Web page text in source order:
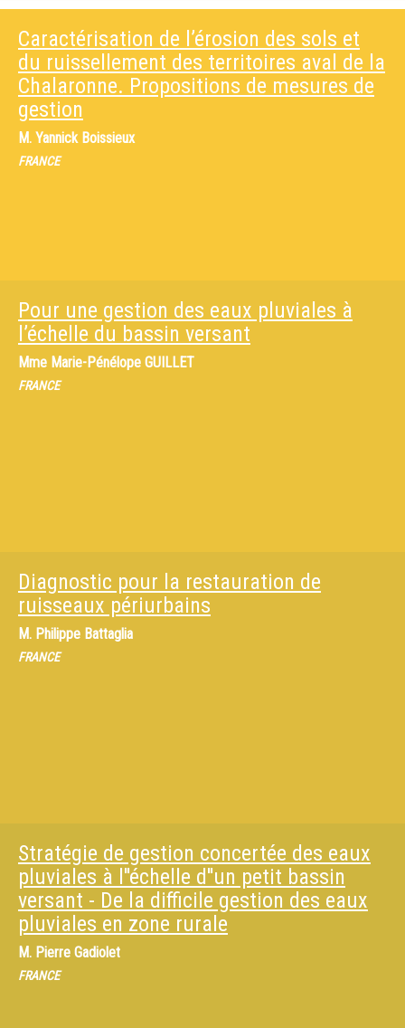
Caractérisation de l’érosion des sols et
du ruissellement des territoires aval de la
Chalaronne. Propositions de mesures de
gestion
M. Yannick Boissieux
FRANCE
Pour une gestion des eaux pluviales à
l’échelle du bassin versant
Mme Marie-Pénélope GUILLET
FRANCE
Diagnostic pour la restauration de
ruisseaux périurbains
M. Philippe Battaglia
FRANCE
Stratégie de gestion concertée des eaux
pluviales à l''échelle d''un petit bassin
versant - De la difficile gestion des eaux
pluviales en zone rurale
M. Pierre Gadiolet
FRANCE